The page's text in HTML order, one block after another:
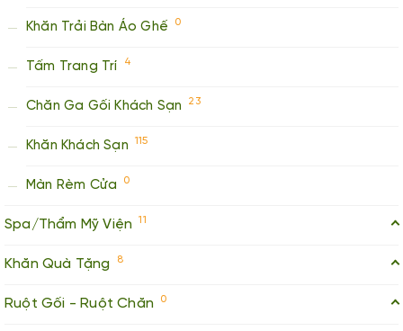
Khăn Trải Bàn Áo Ghế 0
Tấm Trang Trí 4
Chăn Ga Gối Khách Sạn 23
Khăn Khách Sạn 115
Màn Rèm Cửa 0
Spa/Thẩm Mỹ Viện 11
Khăn Quà Tặng 8
Ruột Gối - Ruột Chăn 0